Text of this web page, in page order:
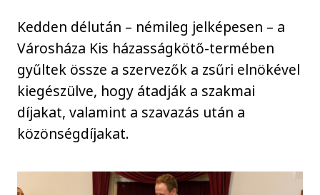
Kedden délután – némileg jelképesen – a
Városháza Kis házasságkötő-termében
gyűltek össze a szervezők a zsűri elnökével
kiegészülve, hogy átadják a szakmai
díjakat, valamint a szavazás után a
közönségdíjakat.